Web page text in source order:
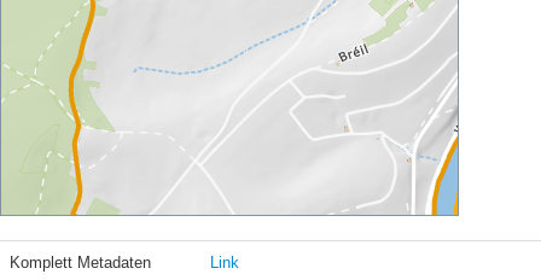
Komplett Metadaten Link